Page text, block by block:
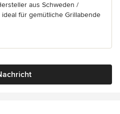
aus Schweden /
für gemütliche Grillabende